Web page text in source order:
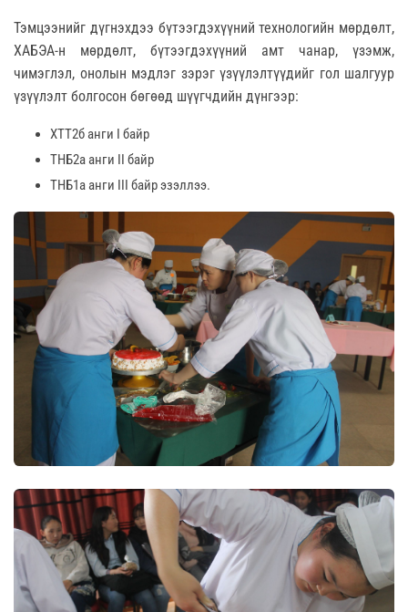
Тэмцээнийг дүгнэхдээ бүтээгдэхүүний технологийн мөрдөлт,
ХАБЭА-н мөрдөлт, бүтээгдэхүүний амт чанар, үзэмж,
чимэглэл, онолын мэдлэг зэрэг үзүүлэлтүүдийг гол шалгуур
үзүүлэлт болгосон бөгөөд шүүгчдийн дүнгээр:
ХТТ2б анги I байр
ТНБ2а анги II байр
ТНБ1а анги III байр эзэллээ.